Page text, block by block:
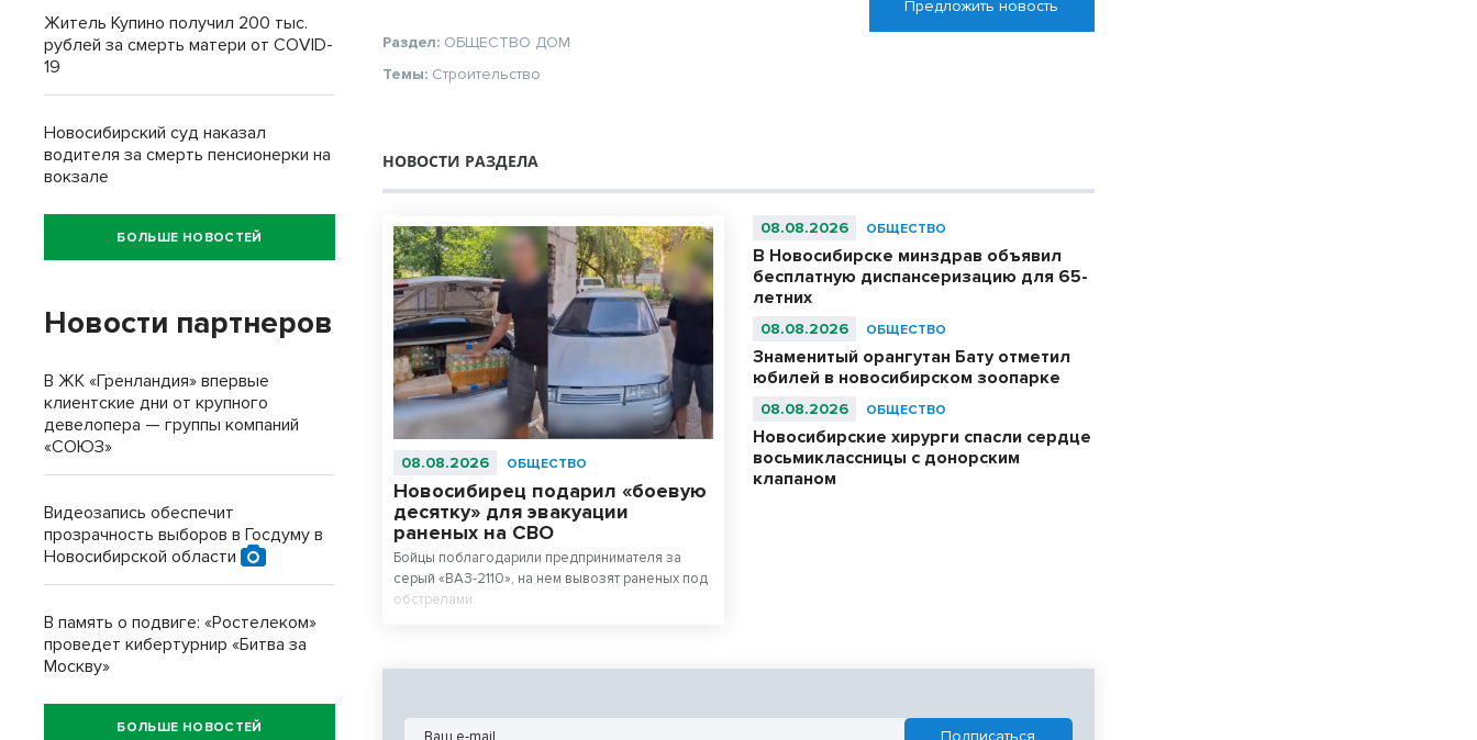
Предложить новость
Раздел: ОБЩЕСТВО ДОМ
Темы: Строительство
НОВОСТИ РАЗДЕЛА
08.08.2026 ОБЩЕСТВО
Новосибирец подарил «боевую
десятку» для эвакуации
раненых на СВО
Бойцы поблагодарили предпринимателя за
серый «ВАЗ-2110», на нем вывозят раненых под
обстрелами.
08.08.2026 ОБЩЕСТВО
В Новосибирске минздрав объявил
бесплатную диспансеризацию для 65-
летних
08.08.2026 ОБЩЕСТВО
Знаменитый орангутан Бату отметил
юбилей в новосибирском зоопарке
08.08.2026 ОБЩЕСТВО
Новосибирские хирурги спасли сердце
восьмиклассницы с донорским
клапаном
Житель Купино получил 200 тыс.
рублей за смерть матери от COVID-
19
Новосибирский суд наказал
водителя за смерть пенсионерки на
вокзале
БОЛЬШЕ НОВОСТЕЙ
Новости партнеров
В ЖК «Гренландия» впервые
клиентские дни от крупного
девелопера — группы компаний
«СОЮЗ»
Видеозапись обеспечит
прозрачность выборов в Госдуму в
Новосибирской области
В память о подвиге: «Ростелеком»
проведет кибертурнир «Битва за
Москву»
БОЛЬШЕ НОВОСТЕЙ